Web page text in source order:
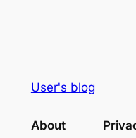
User's blog
About